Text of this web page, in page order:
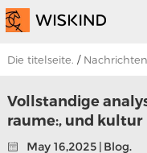
Abreiniger
system
PHD.
Es ist
eine
Zum
Die titelseite. /
Vollstandige
raume:, und kultur
May 16,2025 | Blog.